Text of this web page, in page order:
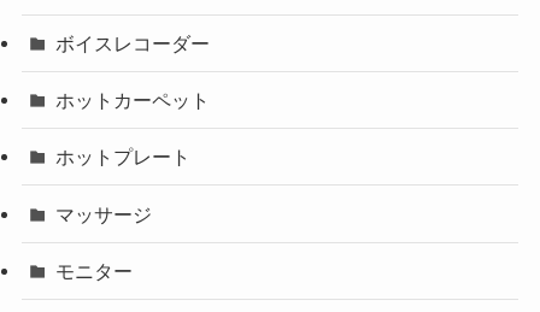
ボイスレコーダー
ホットカーペット
ホットプレート
マッサージ
モニター